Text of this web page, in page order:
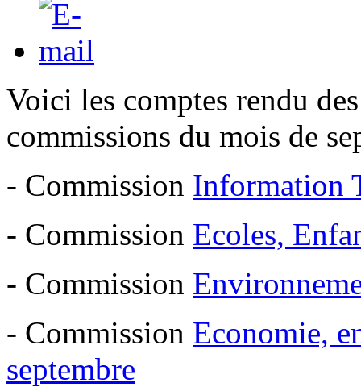
Voici les comptes rendu
commissions du mois de
- Commission Information
- Commission Ecoles,
- Commission
- Commission Economie,
septembre